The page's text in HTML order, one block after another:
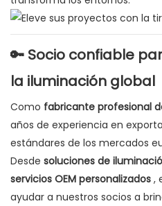
🔑 Socio confiable
la iluminación global
Como fabricante profesional
años de experiencia en
estándares de los mercados
Desde soluciones de
servicios OEM personalizados ,
ayudar a nuestros socios a